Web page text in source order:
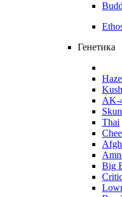
Генетика
Haze
Kush
AK-
Thai
Big